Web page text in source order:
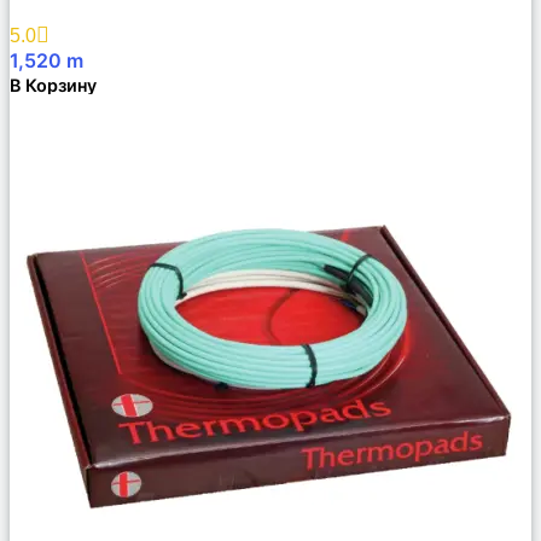
5.0
1,520 m
В Корзину